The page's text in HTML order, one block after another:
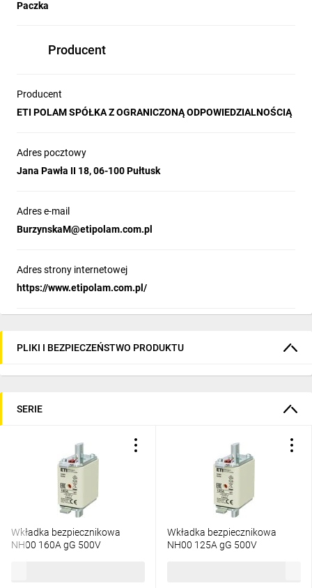
Paczka
Producent
Producent
ETI POLAM SPÓŁKA Z OGRANICZONĄ ODPOWIEDZIALNOŚCIĄ
Adres pocztowy
Jana Pawła II 18, 06-100 Pułtusk
Adres e-mail
BurzynskaM@etipolam.com.pl
Adres strony internetowej
https://www.etipolam.com.pl/
PLIKI I BEZPIECZEŃSTWO PRODUKTU
SERIE
Wkładka bezpiecznikowa
NH00 160A gG 500V
Wkładka bezpiecznikowa
NH00 125A gG 500V